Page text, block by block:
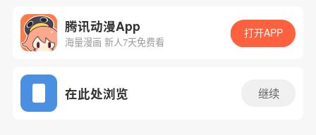
App免费看
腾讯动漫App
海量漫画 新人7天免费看
打开APP
在此处浏览 继续